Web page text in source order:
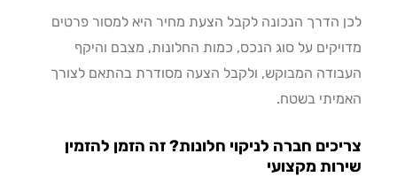
הדרך הנכונה לקבל הצעת מחיר היא למסור פרטים
על סוג הנכס, כמות החלונות, מצבם והיקף
המבוקש, ולקבל הצעה מסודרת בהתאם לצורך
בשטח.
חברה לניקוי חלונות? זה הזמן להזמין
מקצועי